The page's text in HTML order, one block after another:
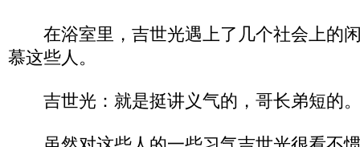
在浴室里，吉世光遇上了几个社会上的
慕这些人。
吉世光：就是挺讲义气的，哥长弟短